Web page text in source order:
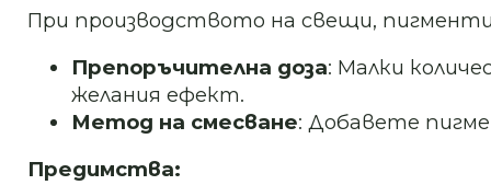
При производството на свещи,
Препоръчителна доза: Малки
желания ефект.
Метод на смесване: Добавете
Предимства: